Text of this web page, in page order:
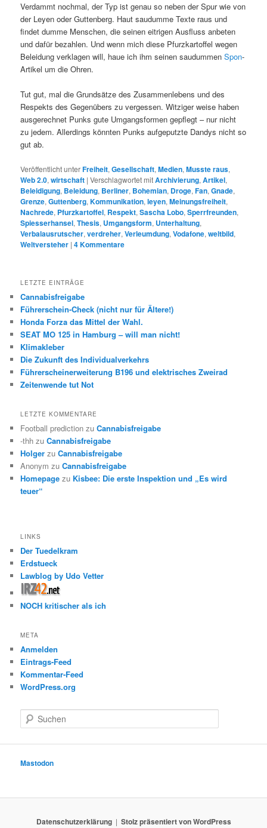
Verdammt nochmal, der Typ ist genau so neben der Spur wie von
der Leyen oder Guttenberg. Haut saudumme Texte raus und
findet dumme Menschen, die seinen eitrigen Ausfluss anbeten
und dafür bezahlen. Und wenn mich diese Pfurzkartoffel wegen
Beleidung verklagen will, haue ich ihm seinen saudummenSpon-
Artikel um die Ohren.
Tut gut, mal die Grundsätze des Zusammenlebens und des
Respekts des Gegenübers zu vergessen. Witziger weise haben
ausgerechnet Punks gute Umgangsformen gepflegt – nur nicht
zu jedem. Allerdings könnten Punks aufgeputzte Dandys nicht so
gut ab.
Veröffentlicht unterFreiheit,Gesellschaft,Medien,Musste raus,
Web 2.0,wirtschaft |Verschlagwortet mitArchivierung,Artikel,
Beleidigung, Beleidung, Berliner, Bohemian, Droge,Fan,Gnade,
Grenze,Guttenberg,Kommunikation,leyen,Meinungsfreiheit,
Nachrede, Pfurzkartoffel, Respekt,Sascha Lobo,Sperrfreunden,
Spiesserhansel,Thesis, Umgangsform, Unterhaltung,
Verbalausrutscher,verdreher,Verleumdung,Vodafone,weltbild,
Weltversteher |4Kommentare
LETZTE EINTRÄGE
Cannabisfreigabe
Führerschein-Check (nicht nur für Ältere!)
Honda Forza das Mittel der Wahl.
SEAT MO 125 in Hamburg – will man nicht!
Klimakleber
Die Zukunft des Individualverkehrs
Führerscheinerweiterung B196 und elektrisches Zweirad
Zeitenwende tut Not
LETZTE KOMMENTARE
Football prediction zuCannabisfreigabe
-thh zuCannabisfreigabe
Holger zuCannabisfreigabe
Anonym zuCannabisfreigabe
Homepage zu Kisbee: Die erste Inspektion und „Es wird
teuer“
LINKS
Der Tuedelkram
Erdstueck
Lawblog by Udo Vetter
NOCH kritischer als ich
META
Anmelden
Eintrags-Feed
Kommentar-Feed
WordPress.org
u
e
Mastodon
Datenschutzerklärung Stolz präsentiert von WordPress